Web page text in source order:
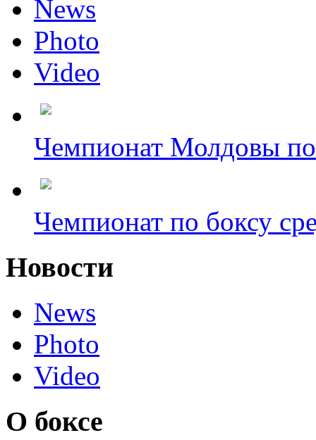
News
Photo
Video
Чемпионат Молдовы по
Чемпионат по боксу
Новости
News
Photo
Video
О боксе